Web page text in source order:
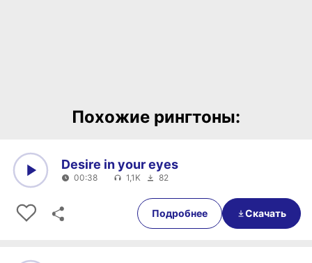
Похожие рингтоны:
00:38
Desire in your eyes
00:38 1,1K 82
Подробнее Скачать